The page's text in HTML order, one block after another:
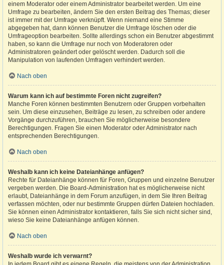
einem Moderator oder einem Administrator bearbeitet werden. Um eine
Umfrage zu bearbeiten, ändern Sie den ersten Beitrag des Themas; dieser
ist immer mit der Umfrage verknüpft. Wenn niemand eine Stimme
abgegeben hat, dann können Benutzer die Umfrage löschen oder die
Umfrageoption bearbeiten. Sollte allerdings schon ein Benutzer abgestimmt
haben, so kann die Umfrage nur noch von Moderatoren oder
Administratoren geändert oder gelöscht werden. Dadurch soll die
Manipulation von laufenden Umfragen verhindert werden.
Nach oben
Warum kann ich auf bestimmte Foren nicht zugreifen?
Manche Foren können bestimmten Benutzern oder Gruppen vorbehalten
sein. Um diese einzusehen, Beiträge zu lesen, zu schreiben oder andere
Vorgänge durchzuführen, brauchen Sie möglicherweise besondere
Berechtigungen. Fragen Sie einen Moderator oder Administrator nach
entsprechenden Berechtigungen.
Nach oben
Weshalb kann ich keine Dateianhänge anfügen?
Rechte für Dateianhänge können für Foren, Gruppen und einzelne Benutzer
vergeben werden. Die Board-Administration hat es möglicherweise nicht
erlaubt, Dateianhänge in dem Forum anzufügen, in dem Sie Ihren Beitrag
verfassen möchten, oder nur bestimmte Gruppen dürfen Dateien hochladen.
Sie können einen Administrator kontaktieren, falls Sie sich nicht sicher sind,
wieso Sie keine Dateianhänge anfügen können.
Nach oben
Weshalb wurde ich verwarnt?